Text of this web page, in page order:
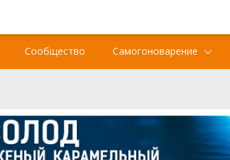
Сообщество Самогоноварение